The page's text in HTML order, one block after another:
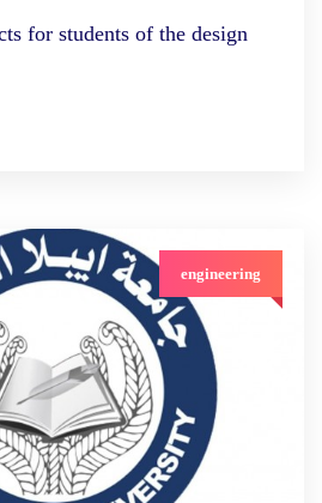
for students of the design
engineering